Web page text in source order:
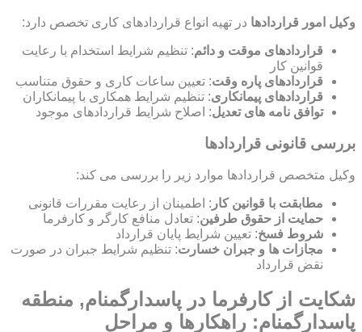
وکیل امور قراردادها در تهیه انواع قراردادهای کاری تخصص دارد:
قراردادهای موقت و دائم: تنظیم شرایط استخدام با رعایت
قوانین کار
قراردادهای پاره وقت: تعیین ساعات کاری و حقوق متناسب
قراردادهای پیمانکاری: تنظیم شرایط همکاری با پیمانکاران
توافق نامه های تعدیل: اصلاح شرایط قراردادهای موجود
بررسی قانونی قراردادها
وکیل متخصص قراردادها موارد زیر را بررسی می کند:
مطابقت با قوانین کار : اطمینان از رعایت مقررات قانونی
حمایت از حقوق طرفین: تعادل منافع کارگر و کارفرما
شروط فسخ: تعیین شرایط پایان قرارداد
مجازات ها و جبران خسارت: تنظیم شرایط جبران در صورت
نقض قرارداد
شکایت از کارفرما در پاسدارگمنام, منطقه
پاسدارگمنام: راهکارها و مراحل